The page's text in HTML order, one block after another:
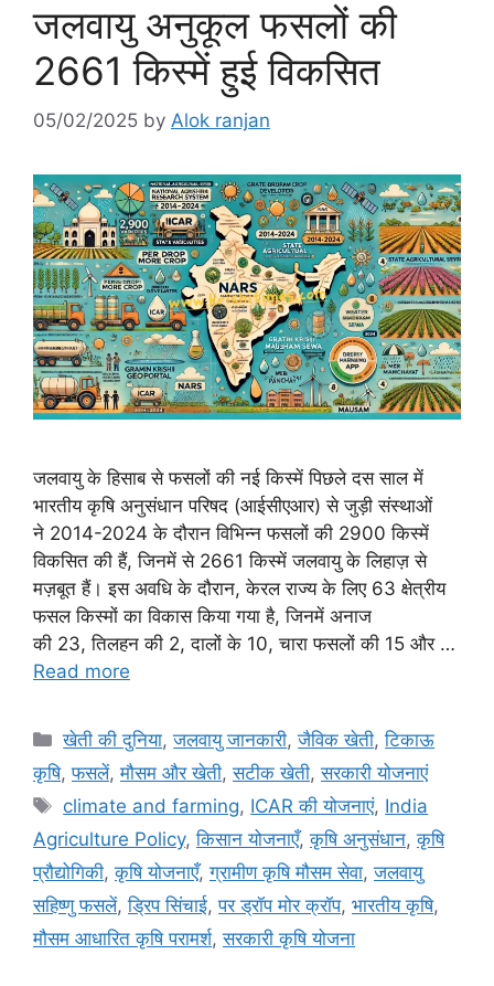
जलवायु अनुकूल फसलों की
2661 किस्में हुई विकसित
05/02/2025 by Alok ranjan
जलवायु के हिसाब से फसलों की नई किस्में पिछले दस साल में
भारतीय कृषि अनुसंधान परिषद (आईसीएआर) से जुड़ी संस्थाओं
ने 2014-2024 के दौरान विभिन्न फसलों की 2900 किस्में
विकसित की हैं, जिनमें से 2661 किस्में जलवायु के लिहाज़ से
मज़बूत हैं। इस अवधि के दौरान, केरल राज्य के लिए 63 क्षेत्रीय
फसल किस्मों का विकास किया गया है, जिनमें अनाज
की 23, तिलहन की 2, दालों के 10, चारा फसलों की 15 और …
Read more
खेती की दुनिया,जलवायु जानकारी,जैविक खेती,टिकाऊ
कृषि,फसलें,मौसम और खेती,सटीक खेती,सरकारी योजनाएं
climate and farming, ICAR की योजनाएं, India
Agriculture Policy,किसान योजनाएँ,कृषि अनुसंधान,कृषि
प्रौद्योगिकी,कृषि योजनाएँ,ग्रामीण कृषि मौसम सेवा,जलवायु
सहिष्णु फसलें,ड्रिप सिंचाई,पर ड्रॉप मोर क्रॉप, भारतीय कृषि,
मौसम आधारित कृषि परामर्श,सरकारी कृषि योजना